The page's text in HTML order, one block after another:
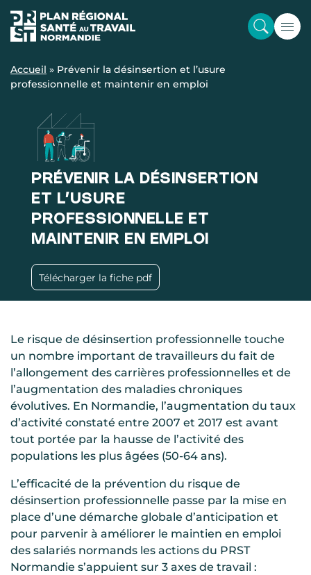
Accueil » Prévenir la désinsertion et l’usure
professionnelle et maintenir en emploi
PRÉVENIR LA DÉSINSERTION
ET L’USURE
PROFESSIONNELLE ET
MAINTENIR EN EMPLOI
Télécharger la fiche pdf
Le risque de désinsertion professionnelle touche
un nombre important de travailleurs du fait de
l’allongement des carrières professionnelles et de
l’augmentation des maladies chroniques
évolutives. En Normandie, l’augmentation du taux
d’activité constaté entre 2007 et 2017 est avant
tout portée par la hausse de l’activité des
populations les plus âgées (50-64 ans).
L’efficacité de la prévention du risque de
désinsertion professionnelle passe par la mise en
place d’une démarche globale d’anticipation et
pour parvenir à améliorer le maintien en emploi
des salariés normands les actions du PRST
Normandie s’appuient sur 3 axes de travail :